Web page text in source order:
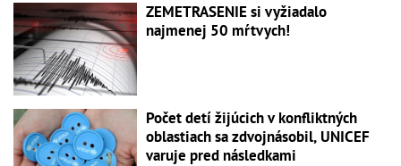
ZEMETRASENIE si vyžiadalo
najmenej 50 mŕtvych!
Počet detí žijúcich v konfliktných
oblastiach sa zdvojnásobil, UNICEF
varuje pred následkami